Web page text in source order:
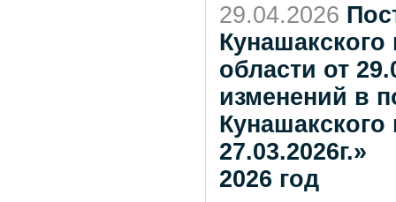
29.04.2026
области от
изменений в
27.03.2026г.»
2026 год